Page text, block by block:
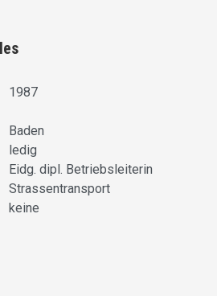
1987
Baden
ledig
Eidg. dipl. Betriebsleiterin
Strassentransport
keine